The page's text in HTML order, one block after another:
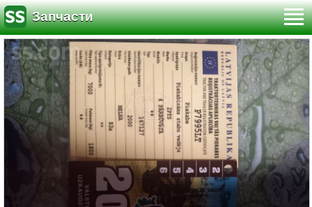
Запчасти